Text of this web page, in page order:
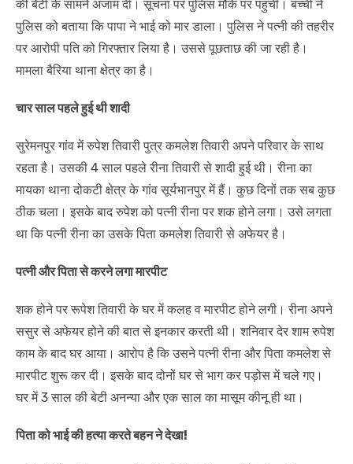
की बेटी के सामने अंजाम दी। सूचना पर पुलिस मौके पर पहुंची। बच्ची ने
पुलिस को बताया कि पापा ने भाई को मार डाला। पुलिस ने पत्नी की तहरीर
पर आरोपी पति को गिरफ्तार लिया है। उससे पूछताछ की जा रही है।
मामला बैरिया थाना क्षेत्र का है।
चार साल पहले हुई थी शादी
सुरेमनपुर गांव में रुपेश तिवारी पुत्र कमलेश तिवारी अपने परिवार के साथ
रहता है। उसकी 4 साल पहले रीना तिवारी से शादी हुई थी। रीना का
मायका थाना दोकटी क्षेत्र के गांव सूर्यभानपुर में हैं। कुछ दिनों तक सब कुछ
ठीक चला। इसके बाद रुपेश को पत्नी रीना पर शक होने लगा। उसे लगता
था कि पत्नी रीना का उसके पिता कमलेश तिवारी से अफेयर है।
पत्नी और पिता से करने लगा मारपीट
शक होने पर रूपेश तिवारी के घर में कलह व मारपीट होने लगी। रीना अपने
ससुर से अफेयर होने की बात से इनकार करती थी। शनिवार देर शाम रुपेश
काम के बाद घर आया। आरोप है कि उसने पत्नी रीना और पिता कमलेश से
मारपीट शुरू कर दी। इसके बाद दोनों घर से भाग कर पड़ोस में चले गए।
घर में 3 साल की बेटी अनन्या और एक साल का मासूम कीनू ही था।
पिता को भाई की हत्या करते बहन ने देखा!